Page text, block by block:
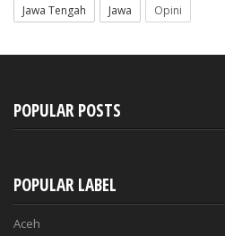
Jawa Tengah
Jawa Opini
POPULAR POSTS
POPULAR LABEL
Aceh